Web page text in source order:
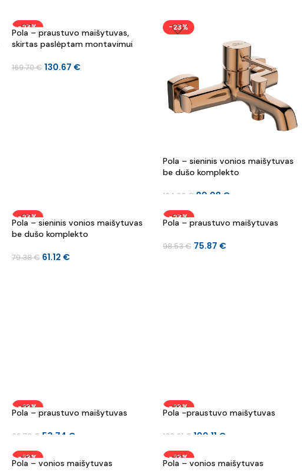
-23%
Pola – praustuvo maišytuvas,
skirtas paslėptam montavimui
169.70€ 130.67 €
-23%
Pola – sieninis vonios maišytuvas
be dušo komplekto
104.00 € 80.08 €
-23%
Pola – sieninis vonios maišytuvas
be dušo komplekto
79.38€ 61.12 €
-23%
Pola – praustuvo maišytuvas
98.53€ 75.87 €
-23%
Pola – praustuvo maišytuvas
69.79 € 53.74 €
-23%
Pola -praustuvo maišytuvas
130.01 € 100.11 €
-23%
Pola – vonios maišytuvas
-23%
Pola – vonios maišytuvas